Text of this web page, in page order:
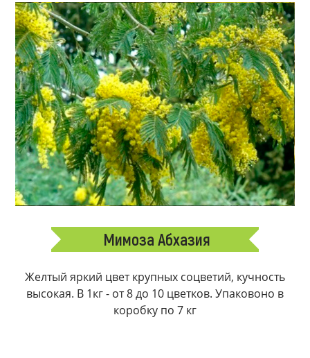
Мимоза Абхазия
Желтый яркий цвет крупных соцветий, кучность
высокая. В 1кг - от 8 до 10 цветков. Упаковоно в
коробку по 7 кг